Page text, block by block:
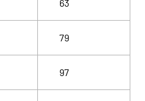
63
79
97